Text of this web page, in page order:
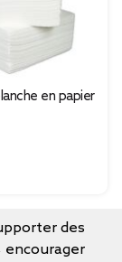
en papier
des
encourager